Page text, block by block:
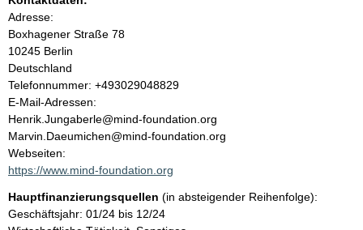
h
a
l
t
Adresse:
Boxhagener Straße 78
10245 Berlin
Deutschland
K
o
n
t
a
k
i
n
Telefonnummer: +493029048829
E-Mail-Adressen:
Henrik.Jungaberle@mind-foundation.org
Marvin.Daeumichen@mind-foundation.org
Webseiten:
https://www.mind-foundation.org
Hauptfinanzierungsquellen (in absteigender Reihenfolge):
Geschäftsjahr: 01/24 bis 12/24